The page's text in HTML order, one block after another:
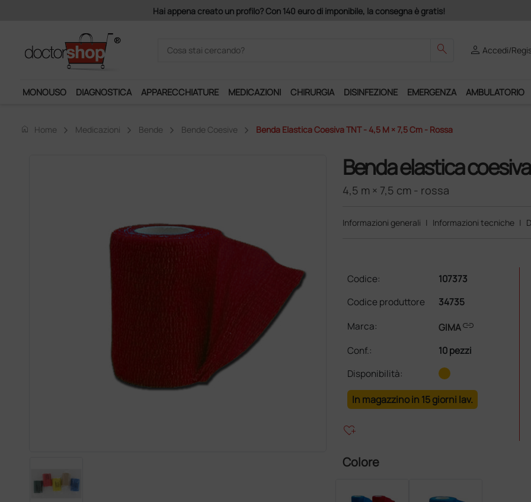
Acquistando il servizio "Ds Club", un anno di spedizioni a 39,90 euro + IVA!
search personAccedi/
MONOUSO DIAGNOSTICA APPARECCHIATURE MEDICAZIONI CHIRURGIA DISINFEZIONE EMERGENZA AMBULATORIO
home Home Medicazioni Bende Bende Coesive Benda Elastica Coesiva TNT - 4,5 M × 7,5 Cm - Rossa
Benda elastica
4,5 m × 7,5 cm - rossa
Informazioni generali | Informazioni tecniche |
Codice:
107373
Codice produttore
34735
Marca:
GIMAlink
Conf.:
10 pezzi
Disponibilità:
In magazzino in 15 giorni lav.
heart_plus
Colore